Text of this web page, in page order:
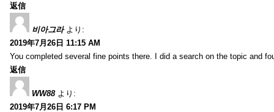
返信
비아그라 より:
2019年7月26日 11:15 AM
You completed several fine points there. I did a search on the topic and
返信
WW88 より:
2019年7月26日 6:17 PM